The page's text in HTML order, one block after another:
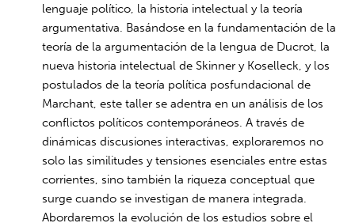
lenguaje político, la historia intelectual y la teoría
argumentativa. Basándose en la fundamentación de la
teoría de la argumentación de la lengua de Ducrot, la
nueva historia intelectual de Skinner y Koselleck, y los
postulados de la teoría política posfundacional de
Marchant, este taller se adentra en un análisis de los
conflictos políticos contemporáneos. A través de
dinámicas discusiones interactivas, exploraremos no
solo las similitudes y tensiones esenciales entre estas
corrientes, sino también la riqueza conceptual que
surge cuando se investigan de manera integrada.
Abordaremos la evolución de los estudios sobre el